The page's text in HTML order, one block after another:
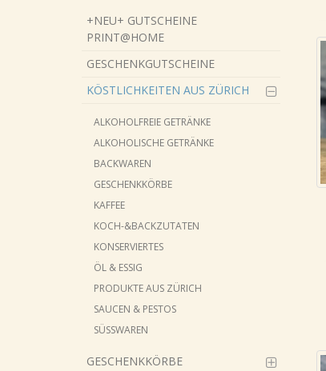
+NEU+ GUTSCHEINE
PRINT@HOME
GESCHENKGUTSCHEINE
KÖSTLICHKEITEN AUS ZÜRICH
ALKOHOLFREIE GETRÄNKE
ALKOHOLISCHE GETRÄNKE
BACKWAREN
GESCHENKKÖRBE
KAFFEE
KOCH-&BACKZUTATEN
KONSERVIERTES
ÖL & ESSIG
PRODUKTE AUS ZÜRICH
SAUCEN & PESTOS
SÜSSWAREN
GESCHENKKÖRBE